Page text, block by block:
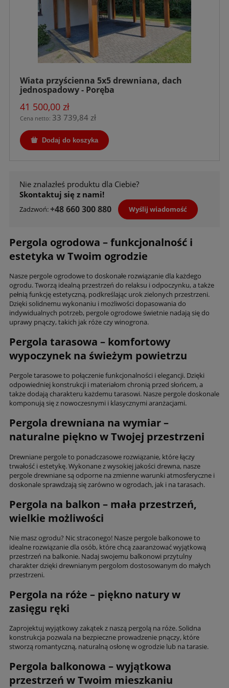
Wiata przyścienna 5x5 drewniana, dach
jednospadowy - Poręba
41 500,00 zł
Cena netto: 33 739,84 zł
Dodaj do koszyka
Nie znalazłeś produktu dla Ciebie?
Skontaktuj się z nami!
Zadzwoń:+48 660 300 880 Wyślij wiadomość
Pergola ogrodowa – funkcjonalność i
estetyka w Twoim ogrodzie
Nasze pergole ogrodowe to doskonałe rozwiązanie dla każdego
ogrodu. Tworzą idealną przestrzeń do relaksu i odpoczynku, a także
pełnią funkcję estetyczną, podkreślając urok zielonych przestrzeni.
Dzięki solidnemu wykonaniu i możliwości dopasowania do
indywidualnych potrzeb, pergole ogrodowe świetnie nadają się do
uprawy pnączy, takich jak róże czy winogrona.
Pergola tarasowa – komfortowy
wypoczynek na świeżym powietrzu
Pergole tarasowe to połączenie funkcjonalności i elegancji. Dzięki
odpowiedniej konstrukcji i materiałom chronią przed słońcem, a
także dodają charakteru każdemu tarasowi. Nasze pergole doskonale
komponują się z nowoczesnymi i klasycznymi aranżacjami.
Pergola drewniana na wymiar –
naturalne piękno w Twojej przestrzeni
Drewniane pergole to ponadczasowe rozwiązanie, które łączy
trwałość i estetykę. Wykonane z wysokiej jakości drewna, nasze
pergole drewniane są odporne na zmienne warunki atmosferyczne i
doskonale sprawdzają się zarówno w ogrodach, jak i na tarasach.
Pergola na balkon – mała przestrzeń,
wielkie możliwości
Nie masz ogrodu? Nic straconego! Nasze pergole balkonowe to
idealne rozwiązanie dla osób, które chcą zaaranżować wyjątkową
przestrzeń na balkonie. Nadaj swojemu balkonowi przytulny
charakter dzięki drewnianym pergolom dostosowanym do małych
przestrzeni.
Pergola na róże – piękno natury w
zasięgu ręki
Zaprojektuj wyjątkowy zakątek z naszą pergolą na róże. Solidna
konstrukcja pozwala na bezpieczne prowadzenie pnączy, które
stworzą romantyczną, naturalną osłonę w ogrodzie lub na tarasie.
Pergola balkonowa – wyjątkowa
przestrzeń w Twoim mieszkaniu